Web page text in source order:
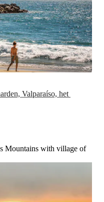
Valparaíso, het
Mountains with village of